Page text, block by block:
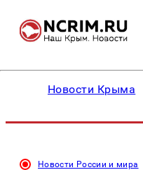
Новости Крыма
Новости России и мира